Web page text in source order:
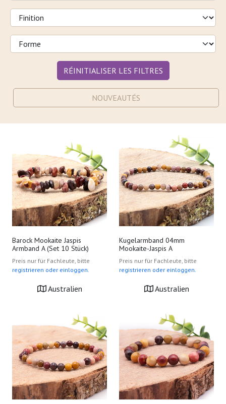
RÉINITIALISER LES FILTRES
NOUVEAUTÉS
Barock Mookaite Jaspis
Armband A (Set 10 Stück)
Preis nur für Fachleute, bitte
registrieren oder einloggen.
Australien
Kugelarmband 04mm
Mookaite-Jaspis A
Preis nur für Fachleute, bitte
registrieren oder einloggen.
Australien